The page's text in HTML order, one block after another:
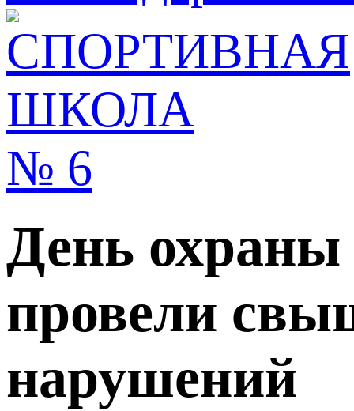
День охраны
провели
нарушений